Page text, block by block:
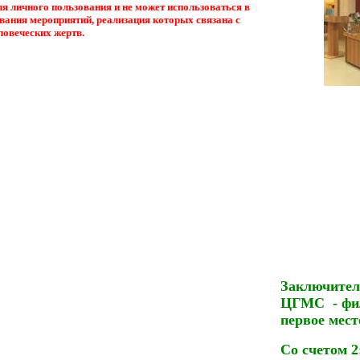
личного пользования и не может использоваться в
мероприятий, реализация которых связана с
жертв.
ЦГМС -
первое
Со счетом